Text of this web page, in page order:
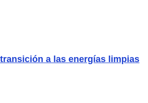
a las energías limpias